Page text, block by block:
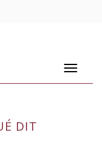
Toggle
DIT